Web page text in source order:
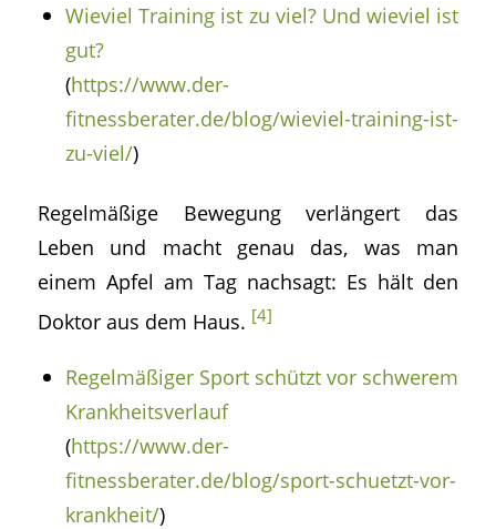
Wieviel Training ist zu viel? Und wieviel ist
gut?
(https://www.der-
fitnessberater.de/blog/wieviel-training-ist-
zu-viel/)
Regelmäßige Bewegung verlängert das
Leben und macht genau das, was man
einem Apfel am Tag nachsagt: Es hält den
Doktor aus dem Haus. [4]
Regelmäßiger Sport schützt vor schwerem
Krankheitsverlauf
(https://www.der-
fitnessberater.de/blog/sport-schuetzt-vor-
krankheit/)